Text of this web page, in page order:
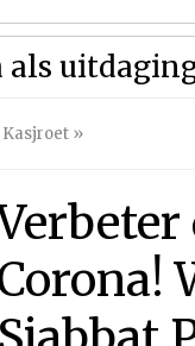
als
Kasjroet »